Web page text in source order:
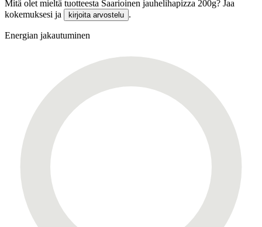
Mitä olet mieltä tuotteesta Saarioinen jauhelihapizza 200g? Jaa
kokemuksesi ja
kirjoita arvostelu .
Energian jakautuminen